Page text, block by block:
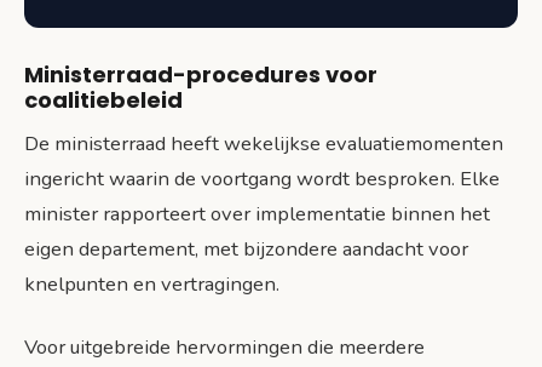
Ministerraad-procedures voor
coalitiebeleid
De ministerraad heeft wekelijkse evaluatiemomenten
ingericht waarin de voortgang wordt besproken. Elke
minister rapporteert over implementatie binnen het
eigen departement, met bijzondere aandacht voor
knelpunten en vertragingen.
Voor uitgebreide hervormingen die meerdere